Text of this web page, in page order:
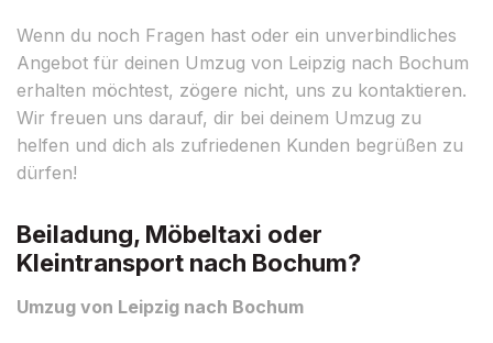
Wenn du noch Fragen hast oder ein unverbindliches
Angebot für deinen Umzug von Leipzig nach Bochum
erhalten möchtest, zögere nicht, uns zu kontaktieren.
Wir freuen uns darauf, dir bei deinem Umzug zu
helfen und dich als zufriedenen Kunden begrüßen zu
dürfen!
Beiladung, Möbeltaxi oder
Kleintransport nach Bochum?
Umzug von Leipzig nach Bochum